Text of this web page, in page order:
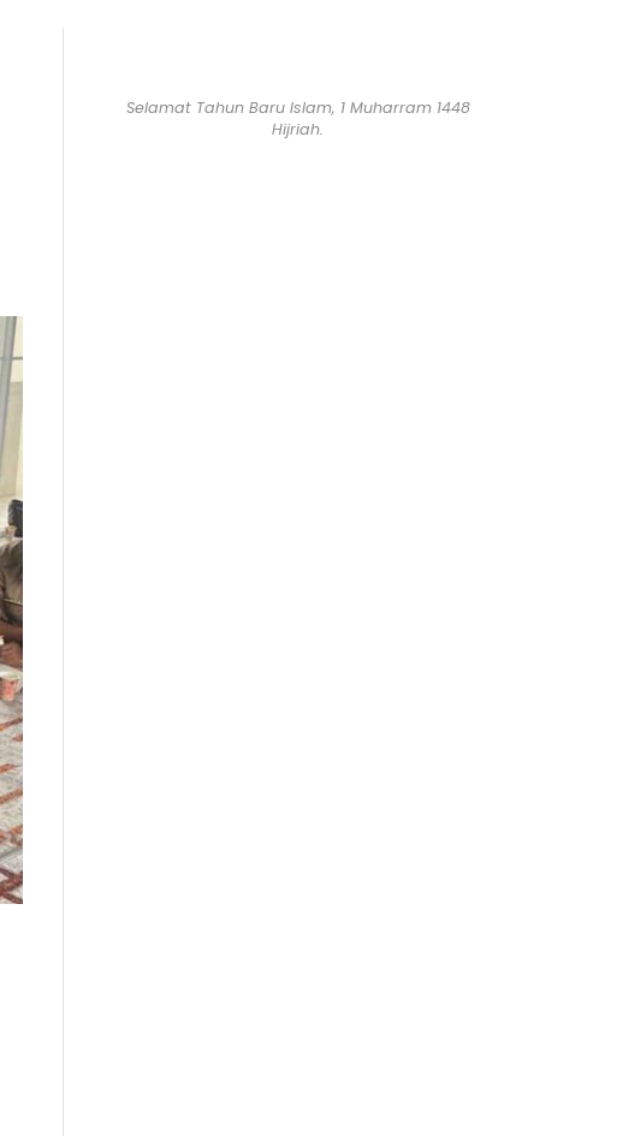
Selamat Tahun Baru Islam, 1 Muharram 1448
Hijriah.